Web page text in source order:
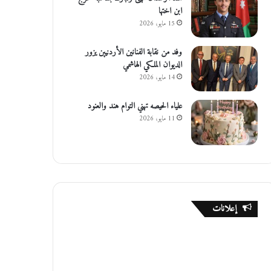
ابن اختها
15 مايو، 2026
وفد من نقابة الفنانين الأردنيين يزور
الديوان الملكي الهاشمي
14 مايو، 2026
علياء الحيصه تهني التوام هند والعنود
11 مايو، 2026
إعلانات